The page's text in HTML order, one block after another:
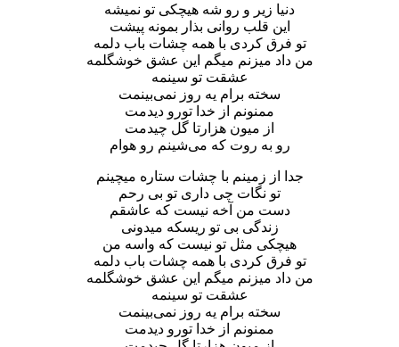
دنیا زیر و رو شه هیچکی تو نمیشه
این قلب روانی بذار بمونه پیشت
تو فرق کردی با همه چشات باب دلمه
من داد میزنم میگم این عشق خوشگلمه
عشقت تو سینمه
سخته برام یه روز نمی‌بینمت
ممنونم از خدا تورو دیدمت
از میون هزارتا گل چیدمت
رو به روت که می‌شینم رو هوام
جدا از زمینم با چشات ستاره میچینم
تو نگات چی داری تو بی رحم
دست من آخه نیست که عاشقم
زندگی بی تو ریسکه میدونی
هیچکی مثل تو نیست که واسه من
تو فرق کردی با همه چشات باب دلمه
من داد میزنم میگم این عشق خوشگلمه
عشقت تو سینمه
سخته برام یه روز نمی‌بینمت
ممنونم از خدا تورو دیدمت